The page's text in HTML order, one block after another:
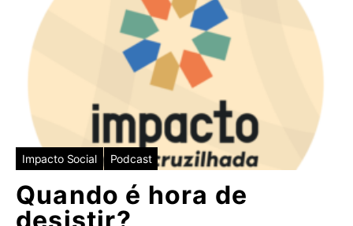
Impacto Social Podcast
Quando é hora de
desistir?